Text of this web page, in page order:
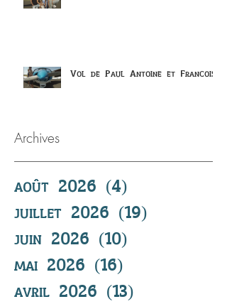
Vol de Paul Antoine et Francois
Archives
août 2026 (4)
juillet 2026 (19)
juin 2026 (10)
mai 2026 (16)
avril 2026 (13)